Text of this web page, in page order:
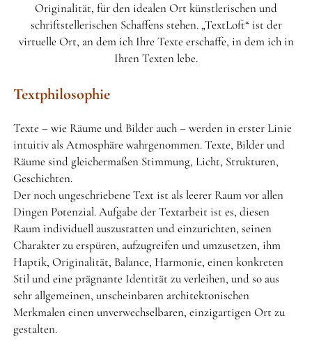
DATENSCHUTZERKLÄRUNG
Originalität, für den idealen Ort künstlerischen und
schriftstellerischen Schaffens stehen. „TextLoft“ ist der
virtuelle Ort, an dem ich Ihre Texte erschaffe, in dem ich in
Ihren Texten lebe.
Textphilosophie
Texte – wie Räume und Bilder auch – werden in erster Linie
intuitiv als Atmosphäre wahrgenommen. Texte, Bilder und
Räume sind gleichermaßen Stimmung, Licht, Strukturen,
Geschichten.
Der noch ungeschriebene Text ist als leerer Raum vor allen
Dingen Potenzial. Aufgabe der Textarbeit ist es, diesen
Raum individuell auszustatten und einzurichten, seinen
Charakter zu erspüren, aufzugreifen und umzusetzen, ihm
Haptik, Originalität, Balance, Harmonie, einen konkreten
Stil und eine prägnante Identität zu verleihen, und so aus
sehr allgemeinen, unscheinbaren architektonischen
Merkmalen einen unverwechselbaren, einzigartigen Ort zu
gestalten.